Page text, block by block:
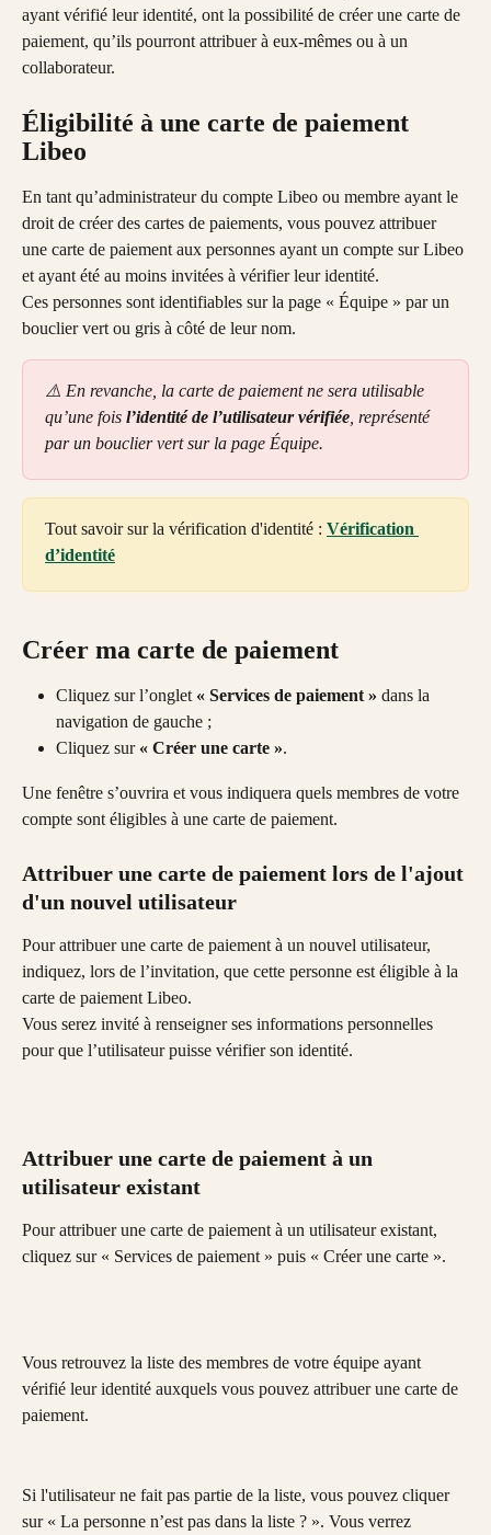
ayant vérifié leur identité, ont la possibilité de créer une carte de
paiement, qu’ils pourront attribuer à eux-mêmes ou à un
collaborateur.
Éligibilité à une carte de paiement
Libeo
En tant qu’administrateur du compte Libeo ou membre ayant le
droit de créer des cartes de paiements, vous pouvez attribuer
une carte de paiement aux personnes ayant un compte sur Libeo
et ayant été au moins invitées à vérifier leur identité.
Ces personnes sont identifiables sur la page « Équipe » par un
bouclier vert ou gris à côté de leur nom.
⚠️ En revanche, la carte de paiement ne sera utilisable
qu’une fois l’identité de l’utilisateur vérifiée , représenté
par un bouclier vert sur la page Équipe.
Tout savoir sur la vérification d'identité : Vérification
d’identité
Créer ma carte de paiement
Cliquez sur l’onglet « Services de paiement » dans la
navigation de gauche ;
Cliquez sur « Créer une carte ».
Une fenêtre s’ouvrira et vous indiquera quels membres de votre
compte sont éligibles à une carte de paiement.
Attribuer une carte de paiement lors de l'ajout
d'un nouvel utilisateur
Pour attribuer une carte de paiement à un nouvel utilisateur,
indiquez, lors de l’invitation, que cette personne est éligible à la
carte de paiement Libeo.
Vous serez invité à renseigner ses informations personnelles
pour que l’utilisateur puisse vérifier son identité.
Attribuer une carte de paiement à un
utilisateur existant
Pour attribuer une carte de paiement à un utilisateur existant,
cliquez sur « Services de paiement » puis « Créer une carte ».
Vous retrouvez la liste des membres de votre équipe ayant
vérifié leur identité auxquels vous pouvez attribuer une carte de
paiement.
Si l'utilisateur ne fait pas partie de la liste, vous pouvez cliquer
sur « La personne n’est pas dans la liste ? ». Vous verrez